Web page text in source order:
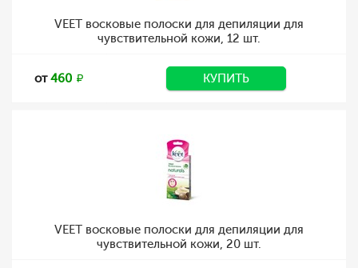
VEET восковые полоски для депиляции для
чувствительной кожи, 12 шт.
от460 КУПИТЬ
VEET восковые полоски для депиляции для
чувствительной кожи, 20 шт.